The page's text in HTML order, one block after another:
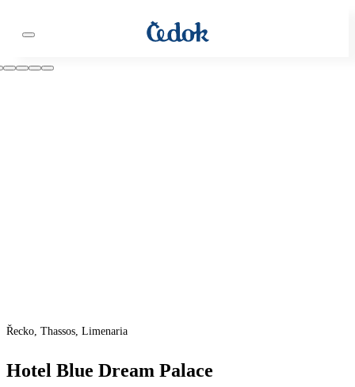
Řecko, Thassos, Limenaria
Hotel Blue Dream Palace